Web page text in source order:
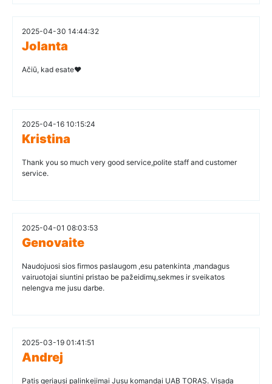
2025-04-30 14:44:32
Jolanta
Ačiū, kad esate❤️
2025-04-16 10:15:24
Kristina
Thank you so much very good service,polite staff and customer
service.
2025-04-01 08:03:53
Genovaite
Naudojuosi sios firmos paslaugom ,esu patenkinta ,mandagus
vairuotojai siuntini pristao be pažeidimų,sekmes ir sveikatos
nelengva me jusu darbe.
2025-03-19 01:41:51
Andrej
Patis geriausi palinkejimai Jusu komandai UAB TORAS. Visada